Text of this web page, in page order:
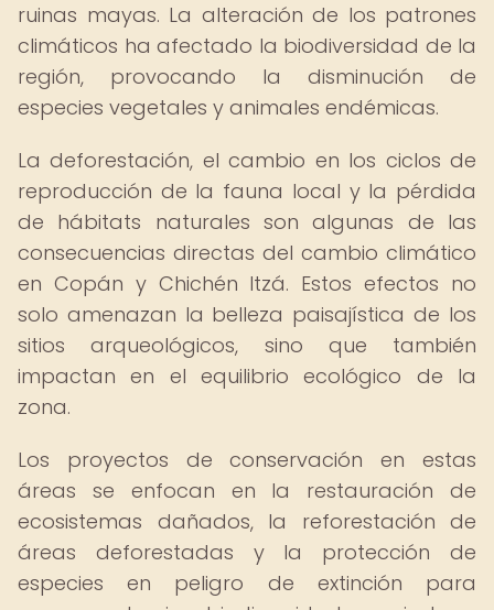
ruinas mayas. La alteración de los patrones
climáticos ha afectado la biodiversidad de la
región, provocando la disminución de
especies vegetales y animales endémicas.
La deforestación, el cambio en los ciclos de
reproducción de la fauna local y la pérdida
de hábitats naturales son algunas de las
consecuencias directas del cambio climático
en Copán y Chichén Itzá. Estos efectos no
solo amenazan la belleza paisajística de los
sitios arqueológicos, sino que también
impactan en el equilibrio ecológico de la
zona.
Los proyectos de conservación en estas
áreas se enfocan en la restauración de
ecosistemas dañados, la reforestación de
áreas deforestadas y la protección de
especies en peligro de extinción para